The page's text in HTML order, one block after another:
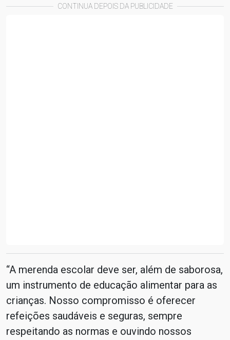
CONTINUA DEPOIS DA PUBLICIDADE
“A merenda escolar deve ser, além de saborosa,
um instrumento de educação alimentar para as
crianças. Nosso compromisso é oferecer
refeições saudáveis e seguras, sempre
respeitando as normas e ouvindo nossos